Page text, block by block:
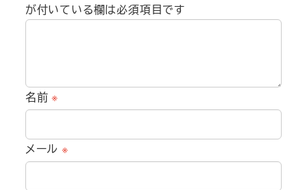
が付いている欄は必須項目です
名前※
メール ※